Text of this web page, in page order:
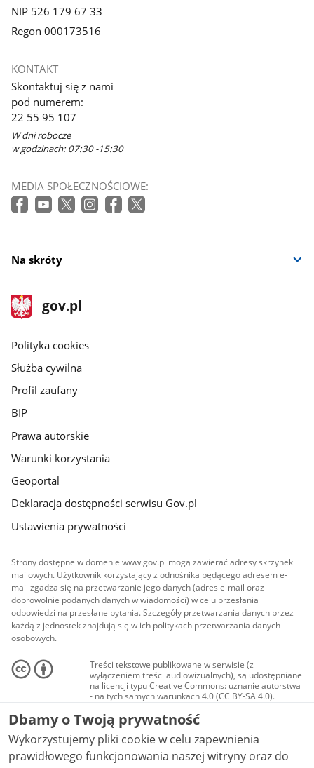
NIP 526 179 67 33
Regon 000173516
KONTAKT
Skontaktuj się z nami
pod numerem:
22 55 95 107
W dni robocze
w godzinach: 07:30 -15:30
MEDIA SPOŁECZNOŚCIOWE:
Na skróty
stopka
gov.pl
Strona
gov.pl
gov.pl
Polityka cookies
Służba cywilna
Profil zaufany
BIP
Prawa autorskie
Warunki korzystania
Geoportal
Deklaracja dostępności serwisu Gov.pl
Ustawienia prywatności
Strony dostępne w domenie www.gov.pl mogą zawierać adresy skrzynek
mailowych. Użytkownik korzystający z odnośnika będącego adresem e-
mail zgadza się na przetwarzanie jego danych (adres e-mail oraz
dobrowolnie podanych danych w wiadomości) w celu przesłania
odpowiedzi na przesłane pytania. Szczegóły przetwarzania danych przez
każdą z jednostek znajdują się w ich politykach przetwarzania danych
osobowych.
Treści tekstowe publikowane w serwisie (z
wyłączeniem treści audiowizualnych), są udostępniane
na licencji typu Creative Commons: uznanie autorstwa
- na tych samych warunkach 4.0 (CC BY-SA 4.0).
Materiały audiowizualne, w tym zdjęcia, materiały
audio i wideo, są udostępniane na licencji typu
Creative Commons: uznanie autorstwa użycie
niekomercyjne - bez utworów zależnych 4.0 (CC BY-
NC-ND 4.0), o ile nie jest to stwierdzone inaczej.
Dbamy o Twoją prywatność
Wykorzystujemy pliki cookie w celu zapewnienia
prawidłowego funkcjonowania naszej witryny oraz do